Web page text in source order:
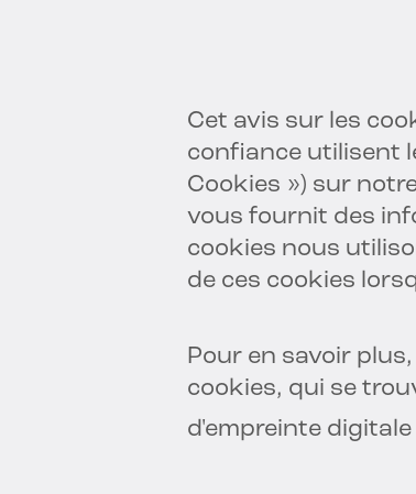
Cet avis sur les
confiance utilisent
Cookies ») sur
vous fournit des
cookies nous
de ces cookies
Pour en savoir
cookies, qui se
d'empreinte digitale